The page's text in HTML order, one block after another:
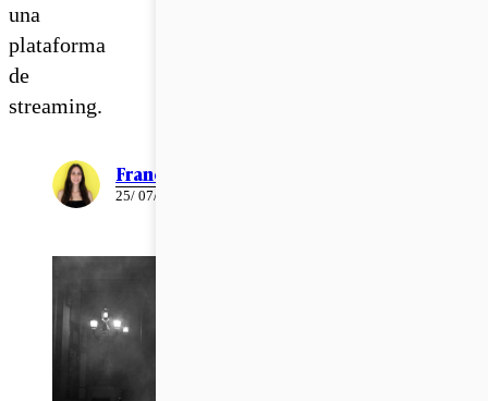
una
plataforma
de
streaming.
Francisca Mora
25/ 07/ 2023